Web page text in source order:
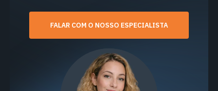
FALAR COM O NOSSO ESPECIALISTA